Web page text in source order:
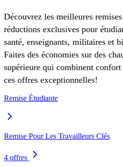
Découvrez les meilleures
réductions exclusives pour
santé, enseignants, militaires et
Faites des économies sur des
supérieure qui combinent
ces offres exceptionnelles!
Remise Étudiante
Remise Pour Les Travailleurs Clés
4 offres